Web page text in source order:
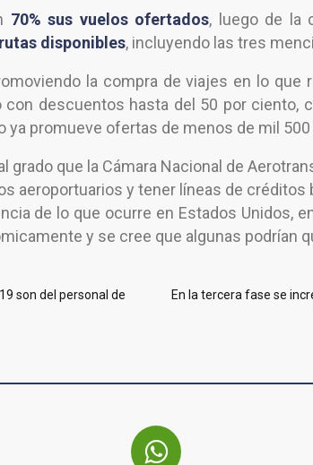
70% sus vuelos ofertados, luego de la
disponibles, incluyendo las tres
la compra de viajes en lo que
descuentos hasta del 50 por ciento,
ya promueve ofertas de menos de mil
grado que la Cámara Nacional de
aeroportuarios y tener líneas de créditos
de lo que ocurre en Estados Unidos,
y se cree que algunas podrían
son del personal de
En la tercera fase se